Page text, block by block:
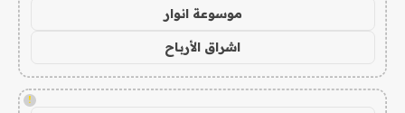
موسوعة انوار
اشراق الأرباح
!